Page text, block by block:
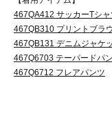
467QA412 サッカーTシャ
467QB310 プリントブラ
467QB131 デニムジャケ
467Q6703 テーパードパ
467Q6712 フレアパンツ